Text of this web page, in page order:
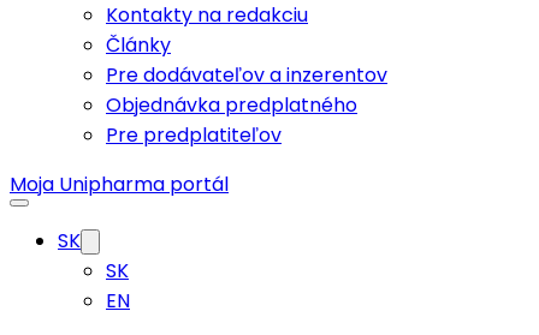
Kontakty na redakciu
Články
Pre dodávateľov a inzerentov
Objednávka predplatného
Pre predplatiteľov
Moja Unipharma portál
SK
SK
EN